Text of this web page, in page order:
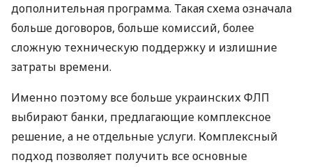
дополнительная программа. Такая схема означала
больше договоров, больше комиссий, более
сложную техническую поддержку и излишние
затраты времени.
Именно поэтому все больше украинских ФЛП
выбирают банки, предлагающие комплексное
решение, а не отдельные услуги. Комплексный
подход позволяет получить все основные